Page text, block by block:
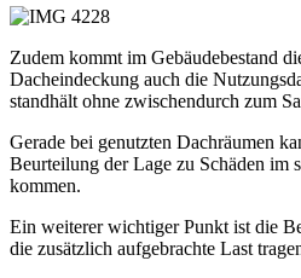
Zudem kommt im Gebäudebestand
Dacheindeckung auch die
standhält ohne zwischendurch zum
Gerade bei genutzten Dachräumen
Beurteilung der Lage zu Schäden im
kommen.
Ein weiterer wichtiger Punkt ist die
die zusätzlich aufgebrachte Last